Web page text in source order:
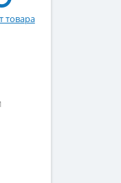
товара